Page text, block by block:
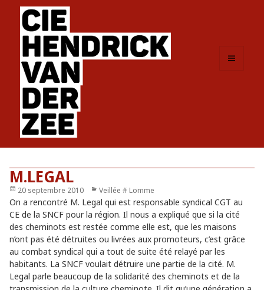
M.LEGAL
Publié
le
20 septembre 2010 Catégories
Veillée # Lomme
On a rencontré M. Legal qui est responsable syndical CGT au
CE de la SNCF pour la région. Il nous a expliqué que si la cité
des cheminots est restée comme elle est, que les maisons
n’ont pas été détruites ou livrées aux promoteurs, c’est grâce
au combat syndical qui a tout de suite été relayé par les
habitants. La SNCF voulait détruire une partie de la cité. M.
Legal parle beaucoup de la solidarité des cheminots et de la